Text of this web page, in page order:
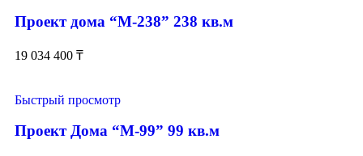
Проект дома “М-238” 238 кв.м
19 034 400 ₸
Быстрый просмотр
Проект Дома “М-99” 99 кв.м